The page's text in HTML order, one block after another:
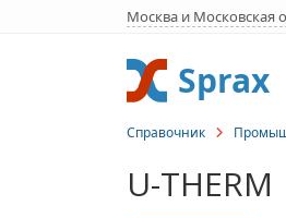
Москва и Московская
Sprax
Справочник
U-THERM